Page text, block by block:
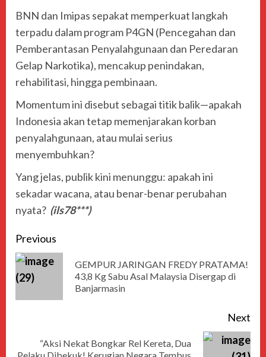
BNN dan Imipas sepakat memperkuat langkah
terpadu dalam program P4GN (Pencegahan dan
Pemberantasan Penyalahgunaan dan Peredaran
Gelap Narkotika), mencakup penindakan,
rehabilitasi, hingga pembinaan.
Momentum ini disebut sebagai titik balik—apakah
Indonesia akan tetap memenjarakan korban
penyalahgunaan, atau mulai serius
menyembuhkan?
Yang jelas, publik kini menunggu: apakah ini
sekadar wacana, atau benar-benar perubahan
nyata? (ils78***)
Previous
GEMPUR JARINGAN FREDY PRATAMA!
43,8 Kg Sabu Asal Malaysia Disergap di
Banjarmasin
Next
“Aksi Nekat Bongkar Rel Kereta, Dua